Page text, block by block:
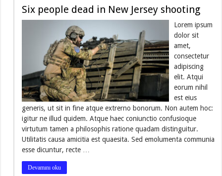
Six people dead in New Jersey shooting
Lorem ipsum
dolor sit
amet,
consectetur
adipiscing
elit. Atqui
eorum nihil
est eius
generis, ut sit in fine atque extrerno bonorum. Non autem hoc:
igitur ne illud quidem. Atque haec coniunctio confusioque
virtutum tamen a philosophis ratione quadam distinguitur.
Utilitatis causa amicitia est quaesita. Sed emolumenta communia
esse dicuntur, recte …
Devamını oku